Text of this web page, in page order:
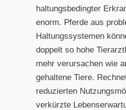
haltungsbedingter
enorm. Pferde aus
Haltungssystemen
doppelt so hohe
mehr verursachen wie
gehaltene Tiere.
reduzierten
verkürzte